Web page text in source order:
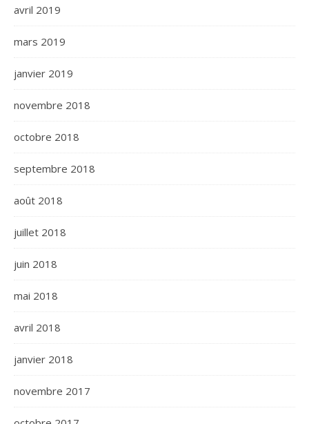
avril 2019
mars 2019
janvier 2019
novembre 2018
octobre 2018
septembre 2018
août 2018
juillet 2018
juin 2018
mai 2018
avril 2018
janvier 2018
novembre 2017